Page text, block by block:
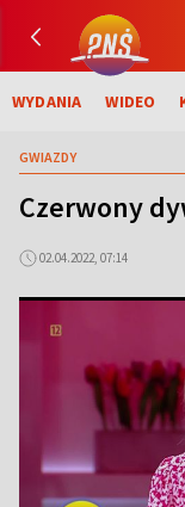
WYDANIA WIDEO
GWIAZDY
Czerwony
02.04.2022, 07:14